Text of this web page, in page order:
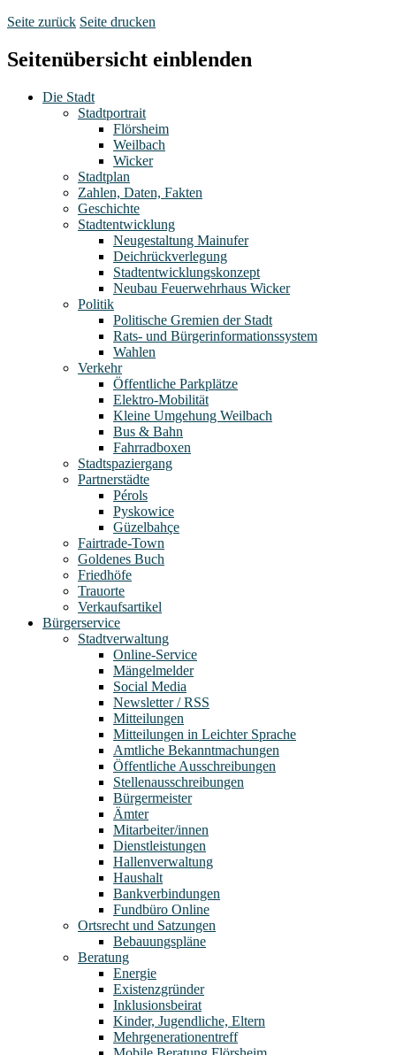
Seite zurück Seite drucken
Seitenübersicht einblenden
Die Stadt
Stadtportrait
Flörsheim
Weilbach
Wicker
Stadtplan
Zahlen, Daten, Fakten
Geschichte
Stadtentwicklung
Neugestaltung Mainufer
Deichrückverlegung
Stadtentwicklungskonzept
Neubau Feuerwehrhaus Wicker
Politik
Politische Gremien der Stadt
Rats- und Bürgerinformationssystem
Wahlen
Verkehr
Öffentliche Parkplätze
Elektro-Mobilität
Kleine Umgehung Weilbach
Bus & Bahn
Fahrradboxen
Stadtspaziergang
Partnerstädte
Pérols
Pyskowice
Güzelbahçe
Fairtrade-Town
Goldenes Buch
Friedhöfe
Trauorte
Verkaufsartikel
Bürgerservice
Stadtverwaltung
Online-Service
Mängelmelder
Social Media
Newsletter / RSS
Mitteilungen
Mitteilungen in Leichter Sprache
Amtliche Bekanntmachungen
Öffentliche Ausschreibungen
Stellenausschreibungen
Bürgermeister
Ämter
Mitarbeiter/innen
Dienstleistungen
Hallenverwaltung
Haushalt
Bankverbindungen
Fundbüro Online
Ortsrecht und Satzungen
Bebauungspläne
Beratung
Energie
Existenzgründer
Inklusionsbeirat
Kinder, Jugendliche, Eltern
Mehrgenerationentreff